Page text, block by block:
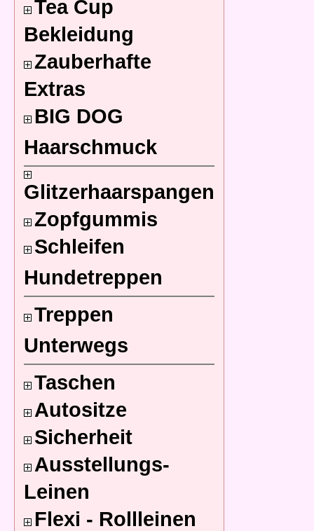
Tea Cup
Bekleidung
Zauberhafte
Extras
BIG DOG
Haarschmuck
Glitzerhaarspangen
Zopfgummis
Schleifen
Hundetreppen
Treppen
Unterwegs
Taschen
Autositze
Sicherheit
Ausstellungs-
Leinen
Flexi - Rollleinen